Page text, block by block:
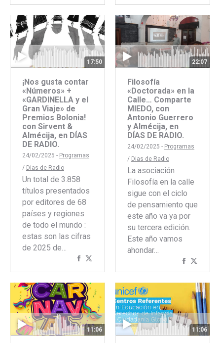
Facebook
Twitter
concon
17:50
¡Nos gusta contar
«Números» +
«GARDINELLA y el
Gran Viaje» de
Premios Bolonia!
con Sirvent &
Almécija, en DÍAS
DE RADIO.
24/02/2025 - Programas
/ Dias de Radio
Un total de 3.858
títulos presentados
por editores de 68
países y regiones
de todo el mundo :
estas son las cifras
de 2025 de…
Compartir
con
Facebook
con
Twitter
22:07
Filosofía
«Doctorada» en la
Calle… Comparte
MIEDO, con
Antonio Guerrero
y Almécija, en
DÍAS DE RADIO.
24/02/2025 - Programas
/ Dias de Radio
La asociación
Filosofía en la calle
sigue con el ciclo
de pensamiento que
este año va ya por
su tercera edición.
Este año vamos
ahondar…
Compartir
concon
11:06 11:06